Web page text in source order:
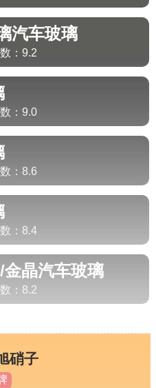
汽车玻璃
： 9.2
： 9.0
： 8.6
： 8.4
金晶汽车玻璃
： 8.2
硝子